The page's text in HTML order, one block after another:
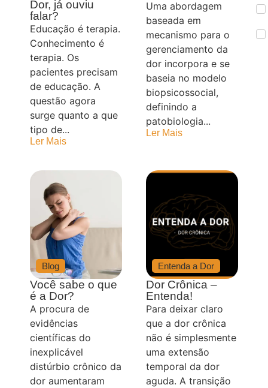
Dor, já ouviu
falar?
Educação é terapia.
Conhecimento é
terapia. Os
pacientes precisam
de educação. A
questão agora
surge quanto a que
tipo de...
Ler Mais
Uma abordagem
baseada em
mecanismo para o
gerenciamento da
dor incorpora e se
baseia no modelo
biopsicossocial,
definindo a
patobiologia...
Ler Mais
Blog
Você sabe o que
é a Dor?
A procura de
evidências
científicas do
inexplicável
distúrbio crônico da
dor aumentaram
Entenda a Dor
Dor Crônica –
Entenda!
Para deixar claro
que a dor crônica
não é simplesmente
uma extensão
temporal da dor
aguda. A transição